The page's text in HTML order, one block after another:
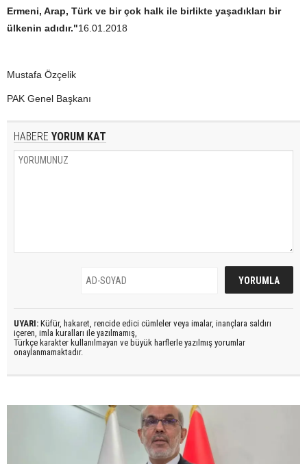
Ermeni, Arap, Türk ve bir çok halk ile birlikte yaşadıkları bir
ülkenin adıdır."16.01.2018
Mustafa Özçelik
PAK Genel Başkanı
HABERE YORUM KAT
UYARI: Küfür, hakaret, rencide edici cümleler veya imalar, inançlara saldırı
içeren, imla kuralları ile yazılmamış,
Türkçe karakter kullanılmayan ve büyük harflerle yazılmış yorumlar
onaylanmamaktadır.